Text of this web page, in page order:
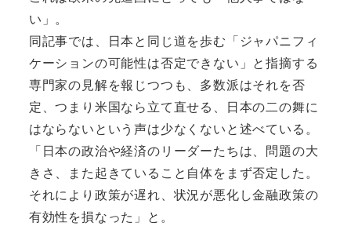
い」。
同記事では、日本と同じ道を歩む「ジャパニフィ
ケーションの可能性は否定できない」と指摘する
専門家の見解を報じつつも、多数派はそれを否
定、つまり米国なら立て直せる、日本の二の舞に
はならないという声は少なくないと述べている。
「日本の政治や経済のリーダーたちは、問題の大
きさ、また起きていること自体をまず否定した。
それにより政策が遅れ、状況が悪化し金融政策の
有効性を損なった」と。